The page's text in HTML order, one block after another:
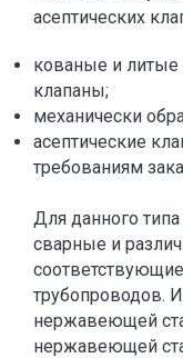
асептических
кованые и литые
клапаны;
механически
асептические
требованиям
Для данного
сварные и
трубопроводов.
нержавеющей
нержавеющей